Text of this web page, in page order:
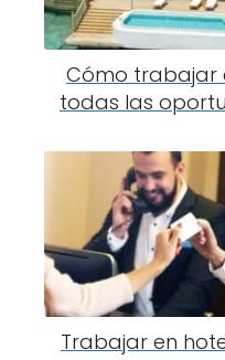
Cómo trabajar
todas las
Trabajar en